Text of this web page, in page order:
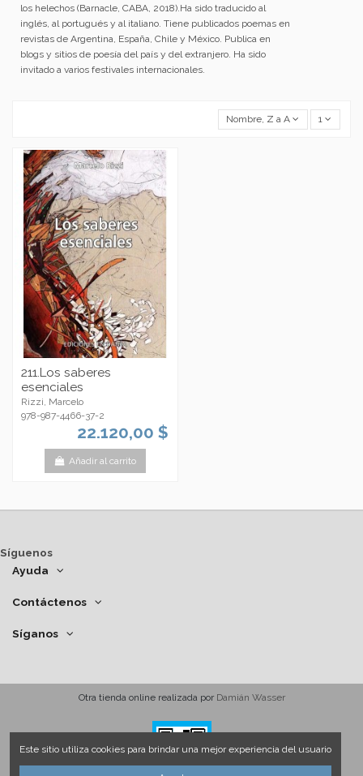
los helechos (Barnacle, CABA, 2018).Ha sido traducido al
inglés, al portugués y al italiano. Tiene publicados poemas en
revistas de Argentina, España, Chile y México. Publica en
blogs y sitios de poesía del país y del extranjero. Ha sido
invitado a varios festivales internacionales.
Nombre, Z a A 1
211.Los saberes
esenciales
Rizzi, Marcelo
978-987-4466-37-2
22.120,00 $
Añadir al carrito
Síguenos
Ayuda
Contáctenos
Síganos
Otra tienda online realizada por Damián Wasser
Este sitio utiliza cookies para brindar una mejor experiencia del usuario